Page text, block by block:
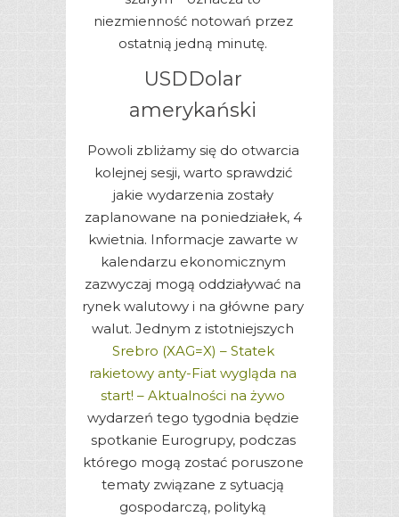
niezmienność notowań przez
ostatnią jedną minutę.
USDDolar
amerykański
Powoli zbliżamy się do otwarcia
kolejnej sesji, warto sprawdzić
jakie wydarzenia zostały
zaplanowane na poniedziałek, 4
kwietnia. Informacje zawarte w
kalendarzu ekonomicznym
zazwyczaj mogą oddziaływać na
rynek walutowy i na główne pary
walut. Jednym z istotniejszych
Srebro (XAG=X) – Statek
rakietowy anty-Fiat wygląda na
start! – Aktualności na żywo
wydarzeń tego tygodnia będzie
spotkanie Eurogrupy, podczas
którego mogą zostać poruszone
tematy związane z sytuacją
gospodarczą, polityką